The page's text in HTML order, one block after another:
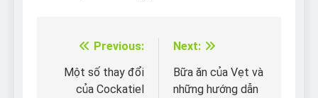
Điều
hướng
Previous:
Một số thay đổi
của Cockatiel
Next:
Bữa ăn của Vẹt và
những hướng dẫn